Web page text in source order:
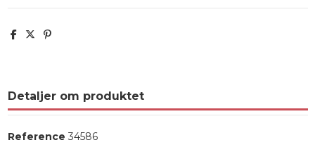
Detaljer om produktet
Reference 34586